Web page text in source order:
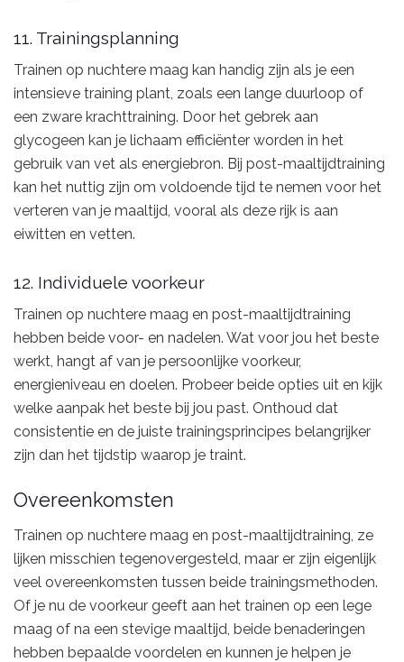
11. Trainingsplanning
Trainen op nuchtere maag kan handig zijn als je een
intensieve training plant, zoals een lange duurloop of
een zware krachttraining. Door het gebrek aan
glycogeen kan je lichaam efficiënter worden in het
gebruik van vet als energiebron. Bij post-maaltijdtraining
kan het nuttig zijn om voldoende tijd te nemen voor het
verteren van je maaltijd, vooral als deze rijk is aan
eiwitten en vetten.
12. Individuele voorkeur
Trainen op nuchtere maag en post-maaltijdtraining
hebben beide voor- en nadelen. Wat voor jou het beste
werkt, hangt af van je persoonlijke voorkeur,
energieniveau en doelen. Probeer beide opties uit en kijk
welke aanpak het beste bij jou past. Onthoud dat
consistentie en de juiste trainingsprincipes belangrijker
zijn dan het tijdstip waarop je traint.
Overeenkomsten
Trainen op nuchtere maag en post-maaltijdtraining, ze
lijken misschien tegenovergesteld, maar er zijn eigenlijk
veel overeenkomsten tussen beide trainingsmethoden.
Of je nu de voorkeur geeft aan het trainen op een lege
maag of na een stevige maaltijd, beide benaderingen
hebben bepaalde voordelen en kunnen je helpen je